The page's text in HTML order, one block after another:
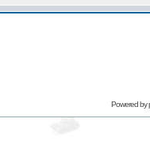
Powered by